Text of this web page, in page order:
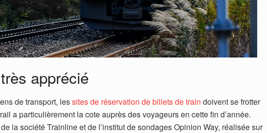
apprécié
de transport, lessites de réservation de billets de train doivent se frotter
a particulièrement la cote auprès des voyageurs en cette fin d’année.
la société Trainline et de l’institut de sondages Opinion Way, réalisée sur